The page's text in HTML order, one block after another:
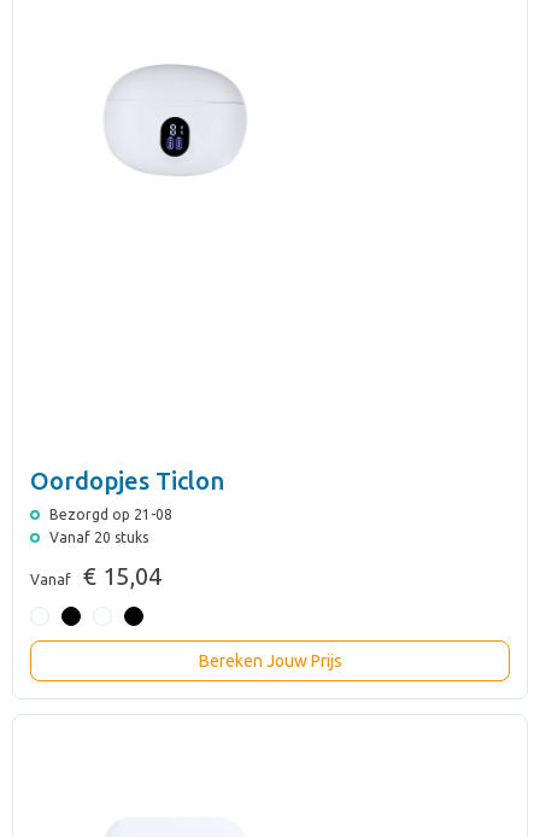
Oordopjes Ticlon
Bezorgd op 21-08
Vanaf 20 stuks
Vanaf € 15,04
Bereken Jouw Prijs